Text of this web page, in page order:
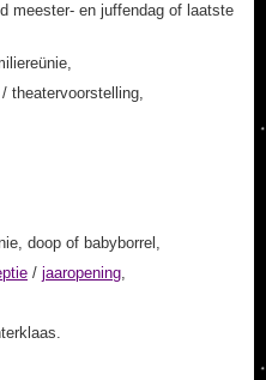
meester- en juffendag of laatste
theatervoorstelling,
doop of babyborrel,
/ jaaropening,